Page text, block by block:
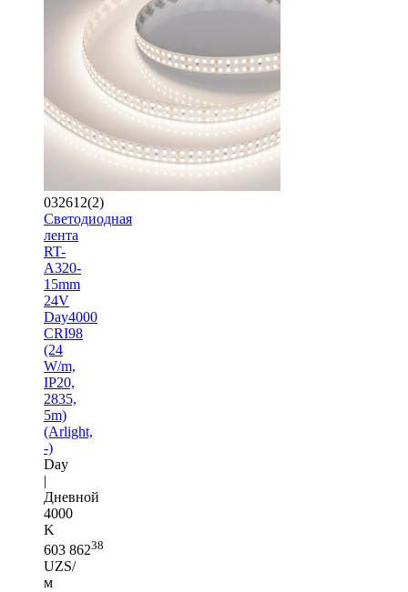
032612(2)
Светодиодная
лента
RT-
A320-
15mm
24V
Day4000
CRI98
(24
W/m,
IP20,
2835,
5m)
(Arlight,
-)
Day
|
Дневной
4000
K
603 86238
UZS/
м